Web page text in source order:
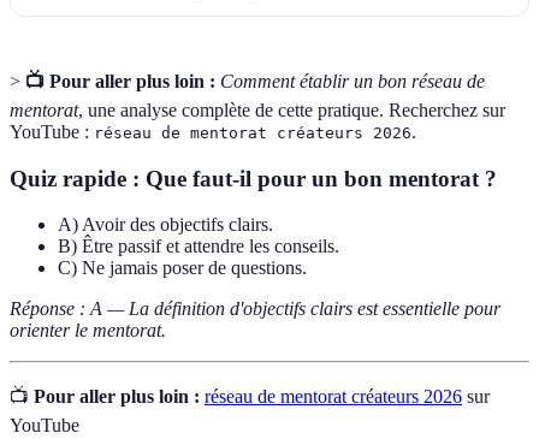
> 📺 Pour aller plus loin : Comment établir un bon réseau de
mentorat, une analyse complète de cette pratique. Recherchez sur
YouTube : réseau de mentorat créateurs 2026.
Quiz rapide : Que faut-il pour un bon mentorat ?
A) Avoir des objectifs clairs.
B) Être passif et attendre les conseils.
C) Ne jamais poser de questions.
Réponse : A — La définition d'objectifs clairs est essentielle pour
orienter le mentorat.
📺 Pour aller plus loin : réseau de mentorat créateurs 2026 sur
YouTube